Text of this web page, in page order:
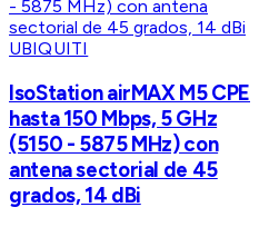
UBIQUITI
IsoStation airMAX M5 CPE
hasta 150 Mbps, 5 GHz
(5150 - 5875 MHz) con
antena sectorial de 45
grados, 14 dBi